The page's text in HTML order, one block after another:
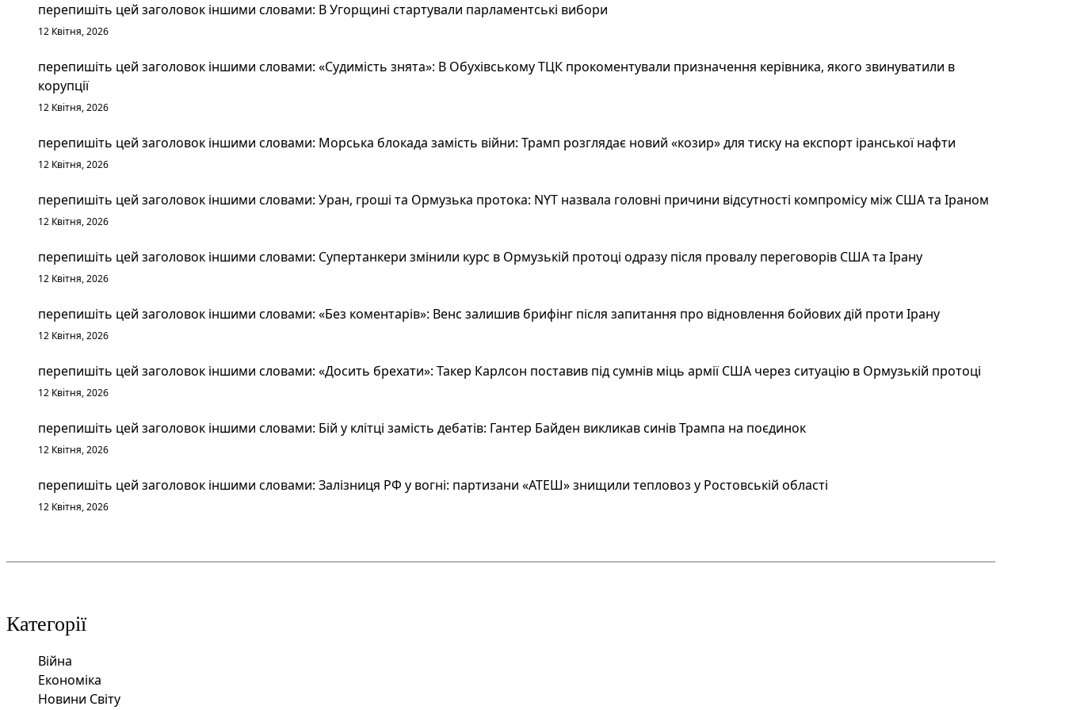
перепишіть цей заголовок іншими словами: В Угорщині стартували парламентські вибори
12 Квітня, 2026
перепишіть цей заголовок іншими словами: «Судимість знята»: В Обухівському ТЦК прокоментували призначення керівника, якого звинуватили в
корупції
12 Квітня, 2026
перепишіть цей заголовок іншими словами: Морська блокада замість війни: Трамп розглядає новий «козир» для тиску на експорт іранської нафти
12 Квітня, 2026
перепишіть цей заголовок іншими словами: Уран, гроші та Ормузька протока: NYT назвала головні причини відсутності компромісу між США та Іраном
12 Квітня, 2026
перепишіть цей заголовок іншими словами: Супертанкери змінили курс в Ормузькій протоці одразу після провалу переговорів США та Ірану
12 Квітня, 2026
перепишіть цей заголовок іншими словами: «Без коментарів»: Венс залишив брифінг після запитання про відновлення бойових дій проти Ірану
12 Квітня, 2026
перепишіть цей заголовок іншими словами: «Досить брехати»: Такер Карлсон поставив під сумнів міць армії США через ситуацію в Ормузькій протоці
12 Квітня, 2026
перепишіть цей заголовок іншими словами: Бій у клітці замість дебатів: Гантер Байден викликав синів Трампа на поєдинок
12 Квітня, 2026
перепишіть цей заголовок іншими словами: Залізниця РФ у вогні: партизани «АТЕШ» знищили тепловоз у Ростовській області
12 Квітня, 2026
Категорії
Війна
Економіка
Новини Світу